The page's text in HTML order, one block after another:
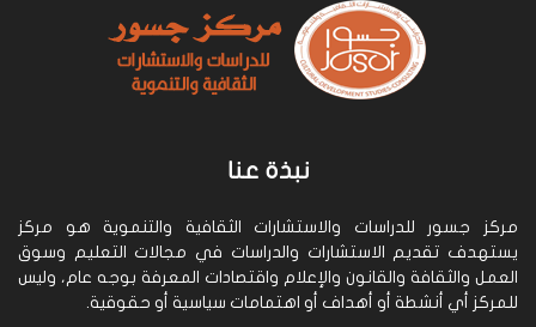
نبذة عنا
مركز جسور للدراسات والاستشارات الثقافية والتنموية هو مركز
يستهدف تقديم الاستشارات والدراسات في مجالات التعليم وسوق
العمل والثقافة والقانون والإعلام واقتصادات المعرفة بوجه عام، وليس
للمركز أي أنشطة أو أهداف أو اهتمامات سياسية أو حقوقية.